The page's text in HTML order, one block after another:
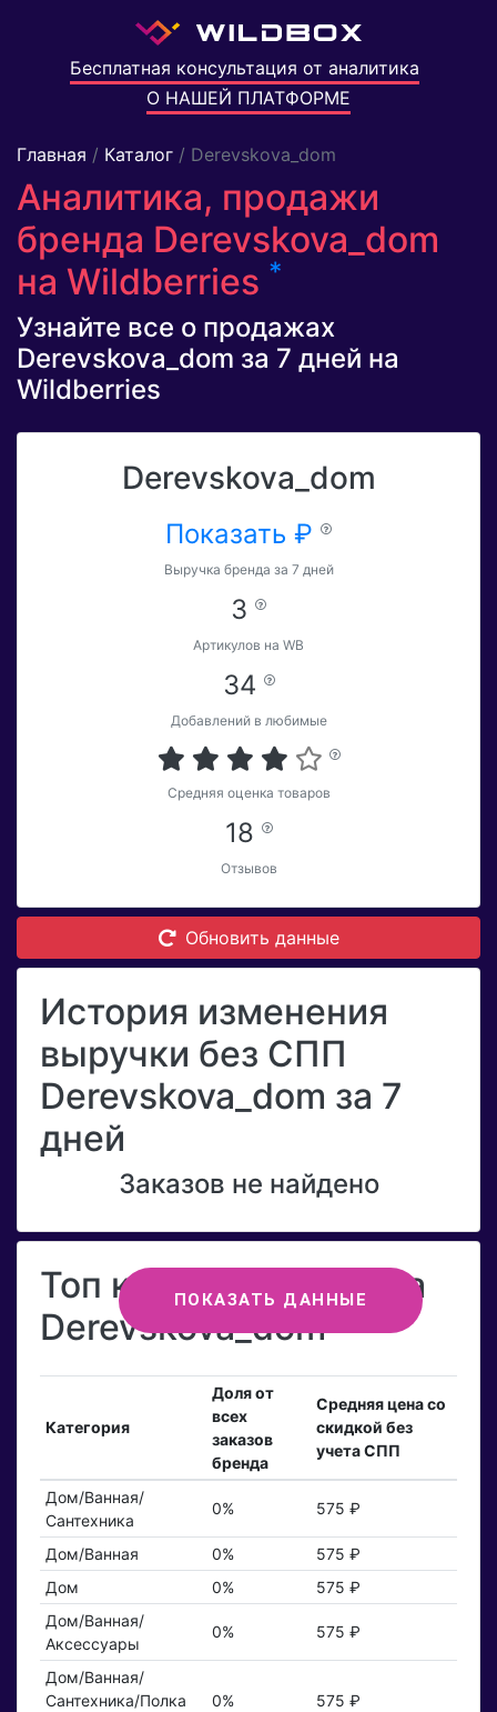
Бесплатная консультация от аналитика
О НАШЕЙ ПЛАТФОРМЕ
Главная / Каталог / Derevskova_dom
Аналитика, продажи
бренда Derevskova_dom
на Wildberries *
Узнайте все о продажах
Derevskova_dom за 7 дней на
Wildberries
Derevskova_dom
Показать ₽
Выручка бренда за 7 дней
3
Артикулов на WB
34
Добавлений в любимые
Средняя оценка товаров
18
Отзывов
Обновить данные
История изменения
выручки без СПП
Derevskova_dom за 7
дней
ПОКАЗАТЬ ДАННЫЕ
Заказов не найдено
Топ категорий бренда
Derevskova_dom
Категория
Доля от
всех
заказов
бренда
Средняя цена со
скидкой без
учета СПП
Дом/Ванная/
Сантехника
0% 575 ₽
Дом/Ванная 0%
575 ₽
Дом
0%
575 ₽
Дом/Ванная/
Аксессуары
0% 575 ₽
Дом/Ванная/
Сантехника/Полка
0% 575 ₽